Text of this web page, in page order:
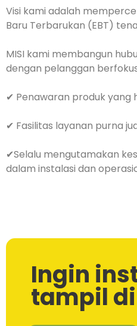
Visi kami adalah
Baru Terbarukan (EBT)
MISI kami membangun
dengan pelanggan
✔ Penawaran produk yang
✔ Fasilitas layanan purna
✔Selalu mengutamakan
dalam instalasi dan
Ingin
tampil